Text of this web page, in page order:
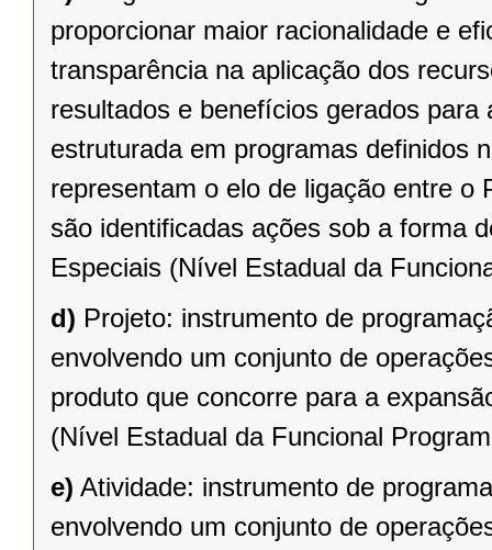
proporcionar maior racionalidade e
transparência na aplicação dos
resultados e benefícios gerados
estruturada em programas definidos
representam o elo de ligação entre o
são identificadas ações sob a forma
Especiais (Nível Estadual da
d) Projeto: instrumento de
envolvendo um conjunto de
produto que concorre para a
(Nível Estadual da Funcional
e) Atividade: instrumento de
envolvendo um conjunto de